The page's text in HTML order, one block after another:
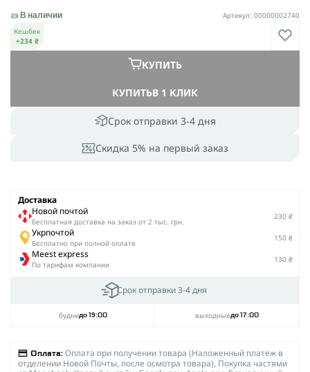
Срок отправки 3-4 дня
Скидка 5% на первый заказ
КУПИТЬВ 1 КЛИК
КУПИТЬ
В наличии
Артикул: 00000002740
Кешбек
+234 ₴
Доставка
Новой почтой
Беcплатная доставка на заказ от 2 тыс. грн.
230 ₴
Укрпочтой
Бесплатно при полной оплате
150 ₴
Meest express
По тарифам компании
130 ₴
Срок отправки 3-4 дня
буднидо 19:00 выходныедо 17:00
Оплата: Оплата при получении товара (Наложенный платеж в
отделении Новой Почты, после осмотра товара), Покупка частями